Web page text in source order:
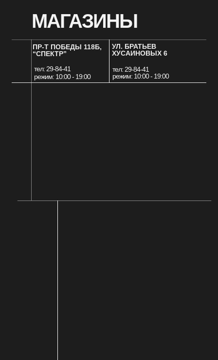
МАГАЗИНЫ
ПР-Т ПОБЕДЫ 118Б,
“СПЕКТР”
УЛ. БРАТЬЕВ
ХУСАИНОВЫХ 6
тел: 29-84-41
тел: 29-84-41
режим: 10:00 - 19:00
режим: 10:00 - 19:00